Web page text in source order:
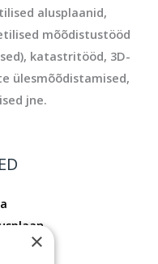
alusplaanid,
mõõdistustööd
katastritööd, 3D-
ülesmõõdistamised,
jne.
×